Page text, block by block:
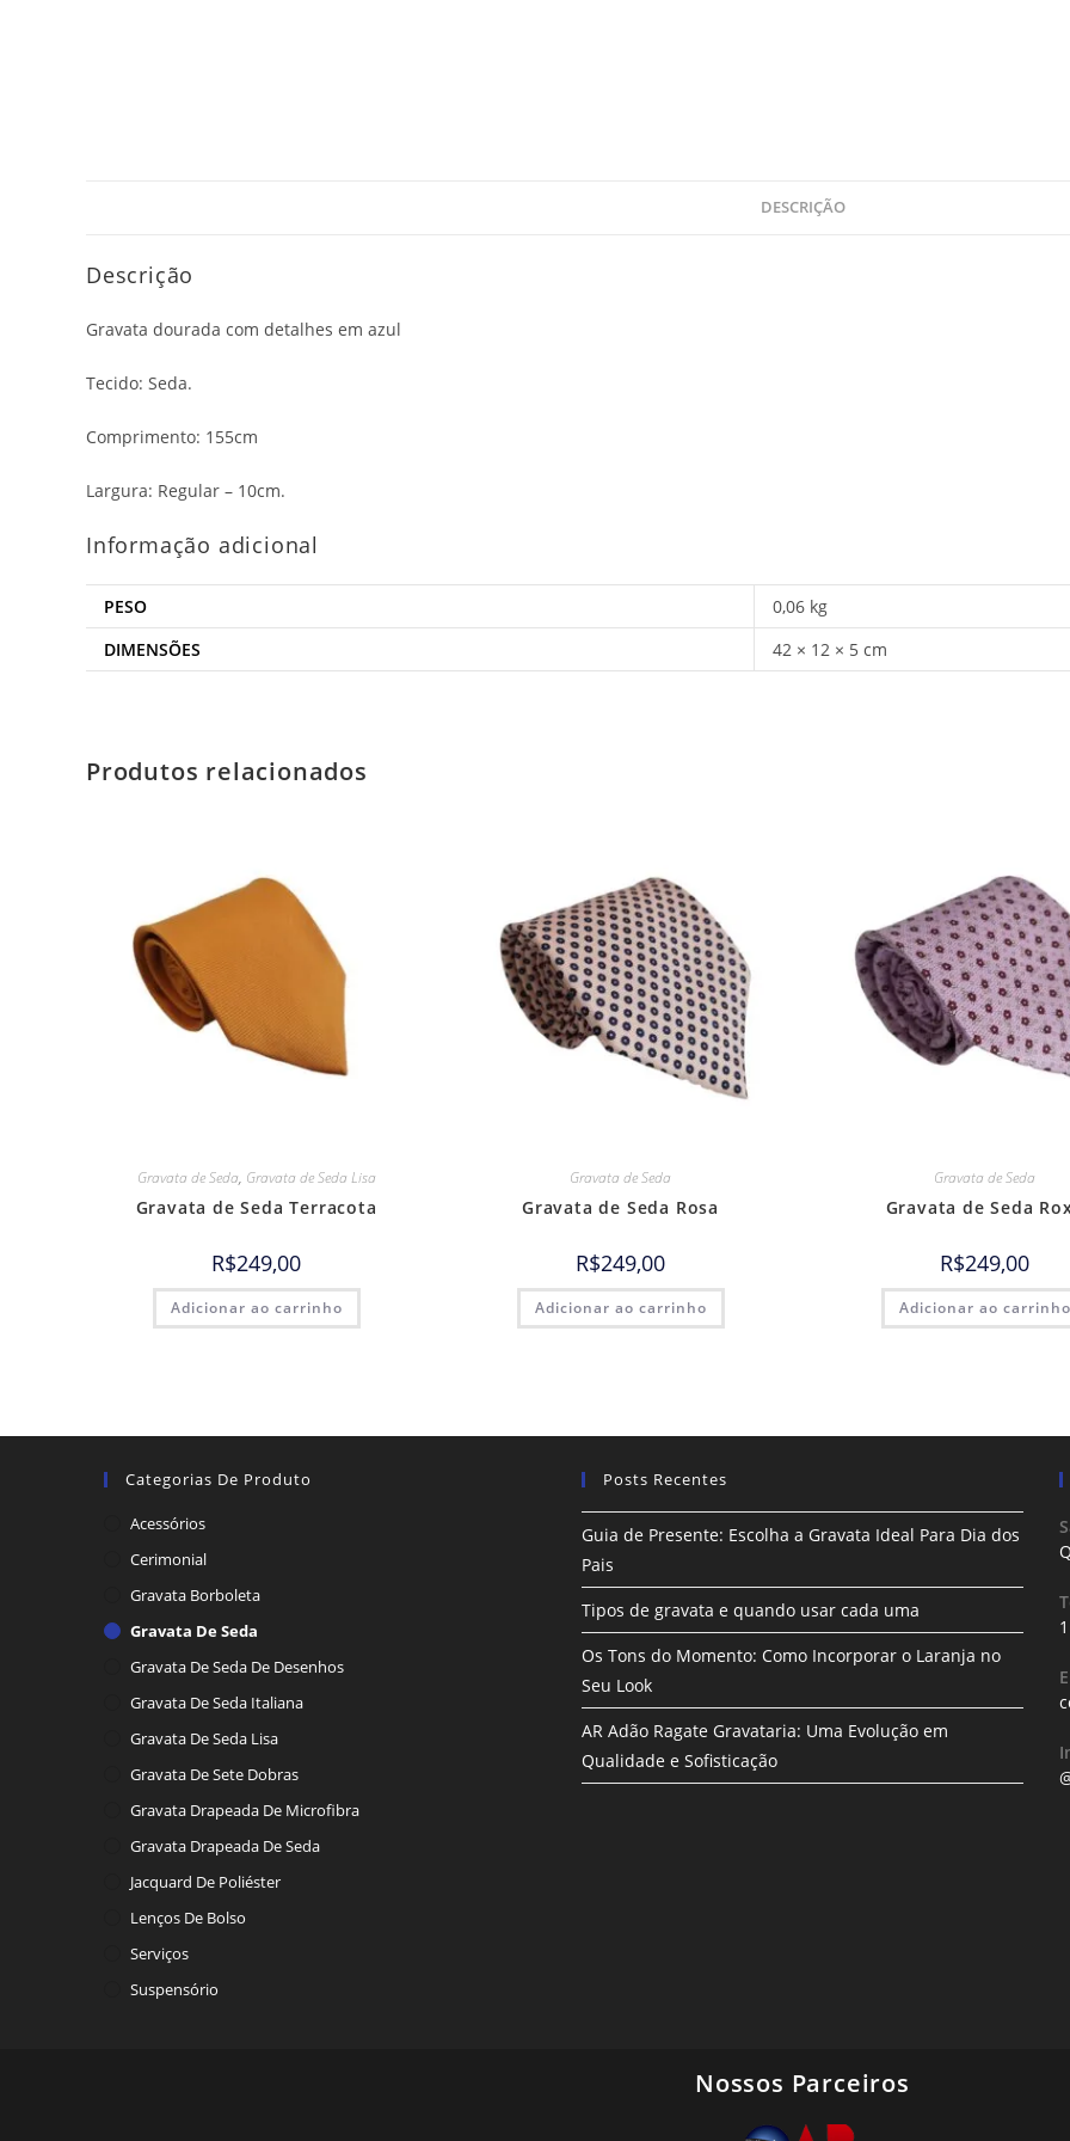
DESCRIÇÃO
Descrição
Gravata dourada com detalhes em azul
Tecido: Seda.
Comprimento: 155cm
Largura: Regular – 10cm.
Informação adicional
PESO
0,06 kg
DIMENSÕES
42 × 12 × 5 cm
Produtos relacionados
Gravata de Seda, Gravata de Seda Lisa
Gravata de Seda Terracota
R$249,00
Adicionar ao carrinho
Gravata de Seda
Gravata de Seda Rosa
R$249,00
Adicionar ao carrinho
Gravata de Seda
Gravata de Seda
R$249,00
Adicionar ao carrinho
Categorias De Produto
Acessórios
Cerimonial
Gravata Borboleta
Gravata De Seda
Gravata De Seda De Desenhos
Gravata De Seda Italiana
Gravata De Seda Lisa
Gravata De Sete Dobras
Gravata Drapeada De Microfibra
Gravata Drapeada De Seda
Jacquard De Poliéster
Lenços De Bolso
Serviços
Suspensório
Posts Recentes
Guia de Presente: Escolha a Gravata Ideal Para Dia dos
Pais
Tipos de gravata e quando usar cada uma
Os Tons do Momento: Como Incorporar o Laranja no
Seu Look
AR Adão Ragate Gravataria: Uma Evolução em
Qualidade e Sofisticação
Nossos Parceiros